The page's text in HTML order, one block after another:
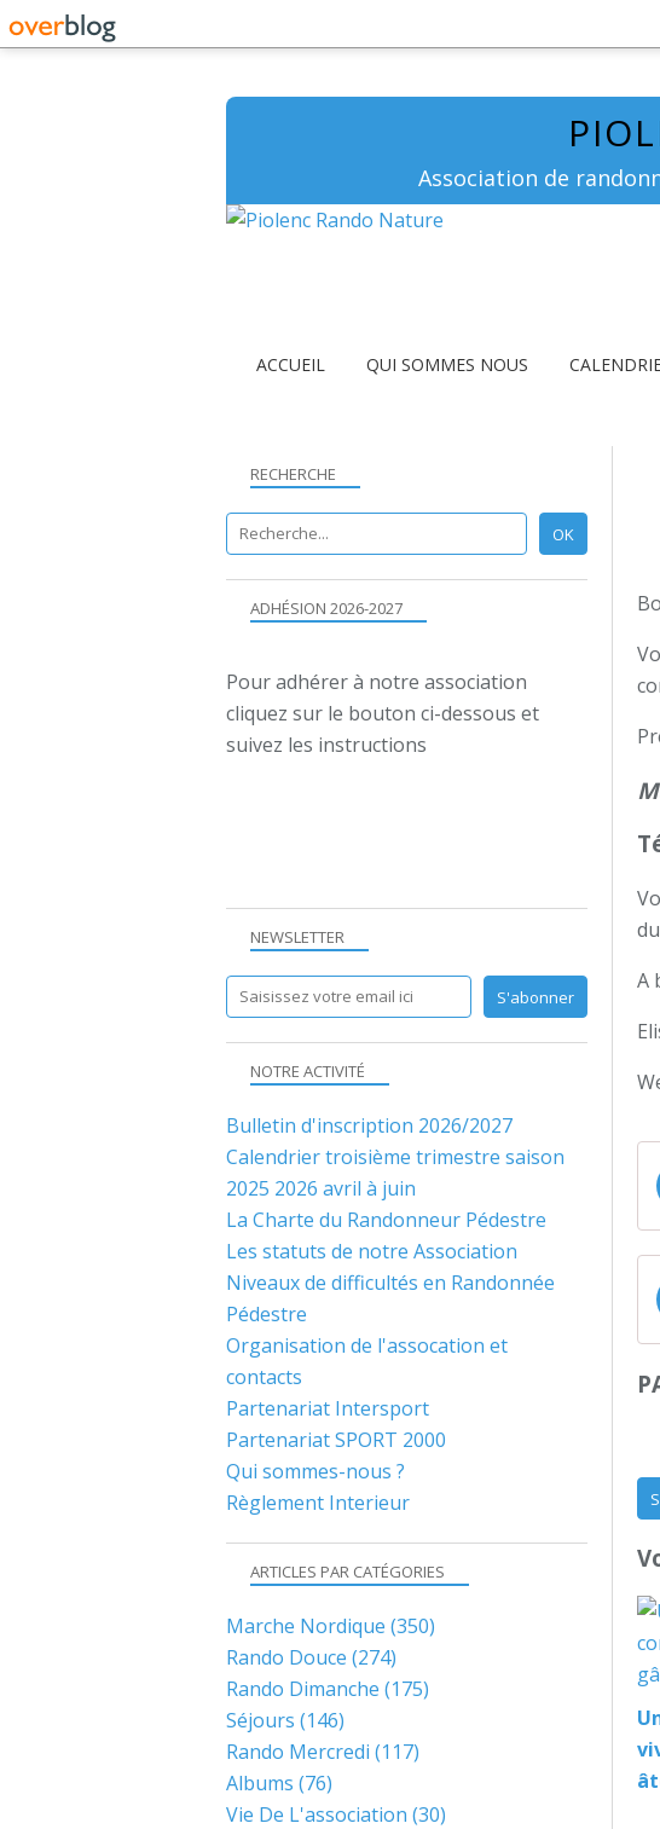
Association de
ACCUEIL QUI SOMMES NOUS
A
NEWSLETTER
RECHERCHE
NOTRE ACTIVITÉ
Bulletin d'inscription 2026/2027
Calendrier troisième trimestre saison
2025 2026 avril à juin
La Charte du Randonneur Pédestre
Les statuts de notre Association
Niveaux de difficultés en Randonnée
Pédestre
Organisation de l'assocation et
contacts
Partenariat Intersport
Partenariat SPORT 2000
Qui sommes-nous ?
Règlement Interieur
ARTICLES PAR CATÉGORIES
Marche Nordique (350)
Rando Douce (274)
Rando Dimanche (175)
Séjours (146)
Rando Mercredi (117)
Albums (76)
Vie De L'association (30)
ADHÉSION 2026-2027
Pour adhérer à notre association
cliquez sur le bouton ci-dessous et
suivez les instructions